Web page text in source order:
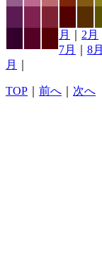
月 2月
7月
8月
月
TOP 前へ 次へ